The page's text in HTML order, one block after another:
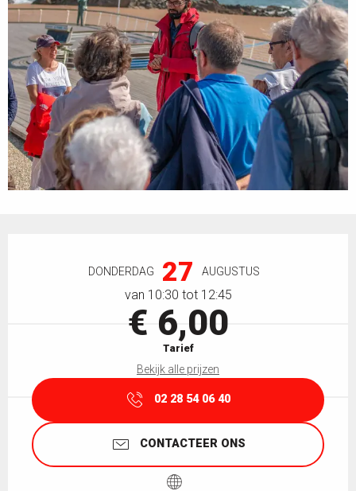
DONDERDAG 27 AUGUSTUS
van 10:30 tot 12:45
€ 6,00
Tarief
Bekijk alle prijzen
02 28 54 06 40
CONTACTEER ONS